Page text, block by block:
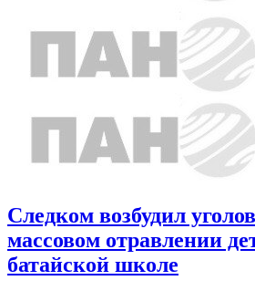
Следком возбудил
массовом отравлении
батайской школе